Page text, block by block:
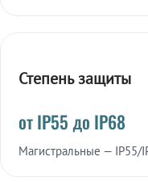
Степень защиты
от IP55 до IP68
Магистральные — IP55/